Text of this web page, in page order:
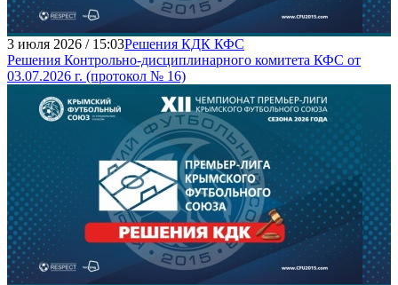
3 июля 2026 / 15:03Решения КДК КФС
Решения Контрольно-дисциплинарного комитета КФС от
03.07.2026 г. (протокол № 16)